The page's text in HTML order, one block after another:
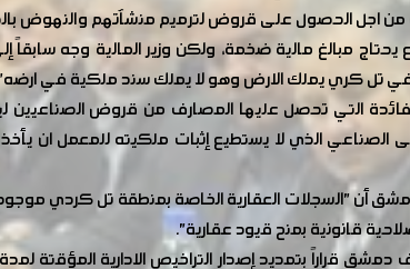
اجل الحصول على قروض لترميم منشآتهم والنهوض
مبالغ مالية ضخمة، ولكن وزير المالية وجه
تل كري يملك الارض وهو لا يملك سند ملكية في
التي تحصل عليها المصارف من قروض الصناعيين
الصناعي الذي لا يستطيع إثبات ملكيته للمعمل ان
قانونية بمنح قيود عقارية".